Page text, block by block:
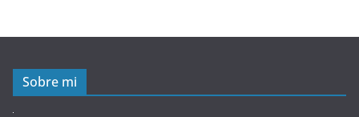
Sobre mi